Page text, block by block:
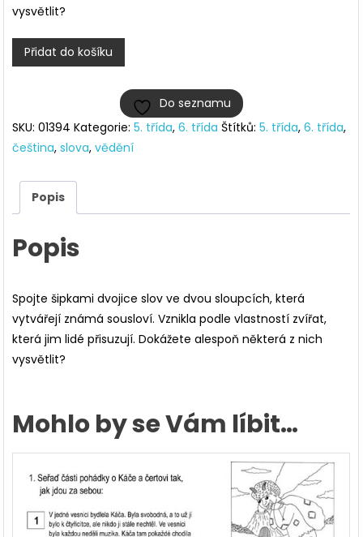
vysvětlit?
Sousloví
ze
množství
Přidat do košíku
Do seznamu
SKU:01394 Kategorie:5. třída,6. třída Štítků:5. třída,6. třída,
čeština,slova,vědění
Popis
Popis
Spojte šipkami dvojice slov ve dvou sloupcích, která
vytvářejí známá sousloví. Vznikla podle vlastností zvířat,
která jim lidé přisuzují. Dokážete alespoň některá z nich
vysvětlit?
Mohlo by se Vám líbit…